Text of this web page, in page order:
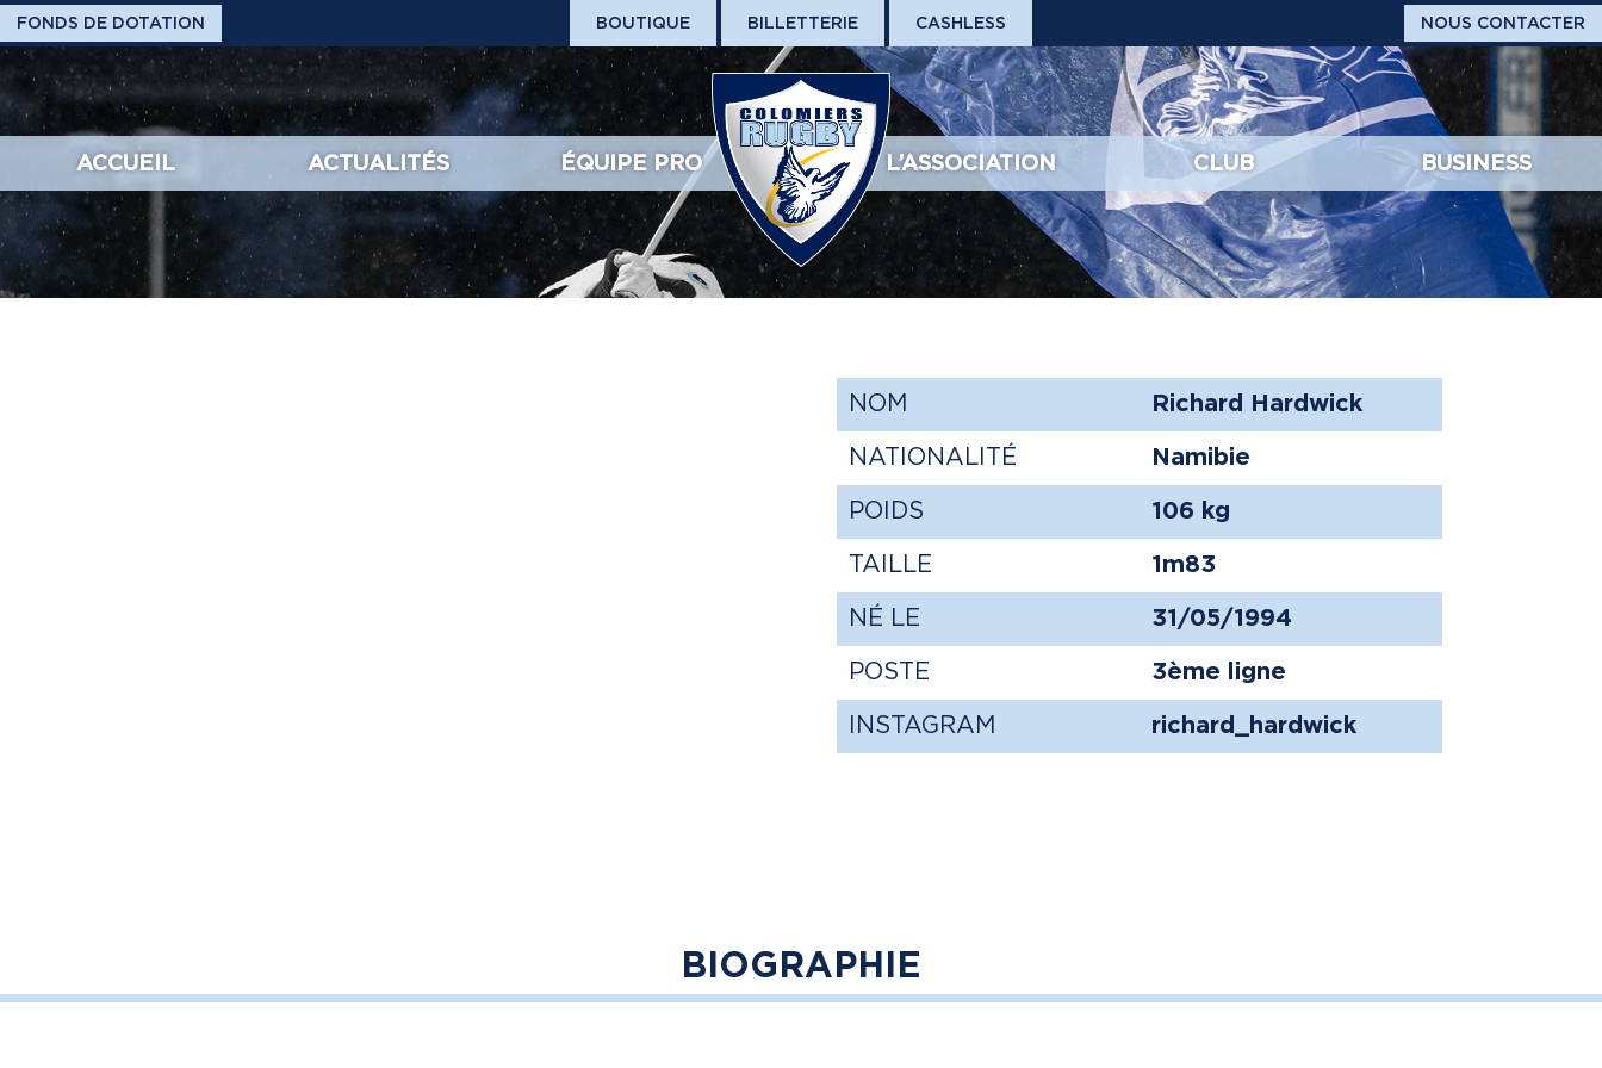
BOUTIQUE BILLETTERIE CASHLESS NOUS CONTACTER
FONDS DE DOTATION
ACCUEIL ACTUALITÉS ÉQUIPE PRO L’ASSOCIATION CLUB BUSINESS
NOM
Richard Hardwick
NATIONALITÉ
Namibie
POIDS
106 kg
TAILLE
1m83
NÉ LE
31/05/1994
POSTE
3ème ligne
INSTAGRAM
richard_hardwick
BIOGRAPHIE